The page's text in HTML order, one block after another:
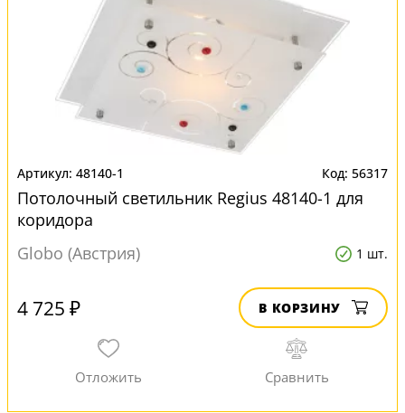
48140-1 56317
Потолочный светильник Regius 48140-1 для
коридора
Globo (Австрия)
1 шт.
4 725 ₽ В КОРЗИНУ